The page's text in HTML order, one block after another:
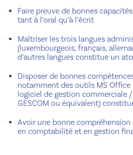
Faire preuve de bonnes
tant à l’oral qu’à l’écrit
Maîtriser les trois langues
(luxembourgeois, français,
d’autres langues constitue un
Disposer de bonnes
notamment des outils MS Office
logiciel de gestion commerciale
GESCOM ou équivalent)
Avoir une bonne compréhension
en comptabilité et en gestion